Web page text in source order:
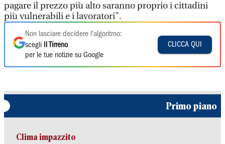
pagare il prezzo più alto saranno proprio i cittadini
più vulnerabili e i lavoratori".
Non lasciare decidere l'algoritmo:
scegli
Il Tirreno
per le tue notizie su Google
CLICCA QUI
Primo piano
Clima impazzito